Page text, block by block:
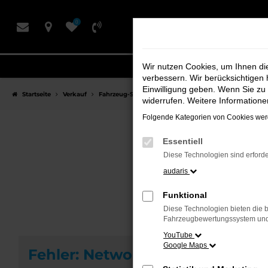
Hauptinhalt
0
Startseite Verkauf Fahrzeug-Showroom
Fehler: Network Error
Wir nutzen Cookies, um Ihnen
verbessern. Wir
Einwilligung geben. Wenn Sie
widerrufen. Weitere
Folgende Kategorien von Cookies
Essentiell
Diese Technologien sind
audaris
Funktional
Diese Technologien bieten die
Fahrzeugbewertungssystem
YouTube
Google Maps